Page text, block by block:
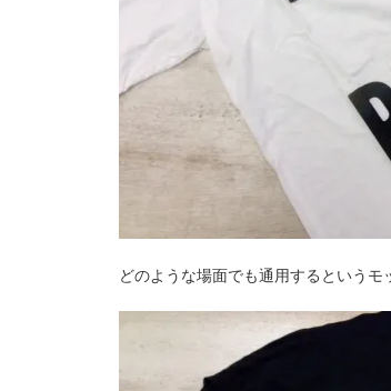
どのような場面でも通用するというモ